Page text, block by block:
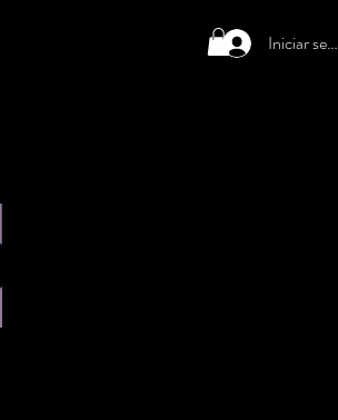
Iniciar